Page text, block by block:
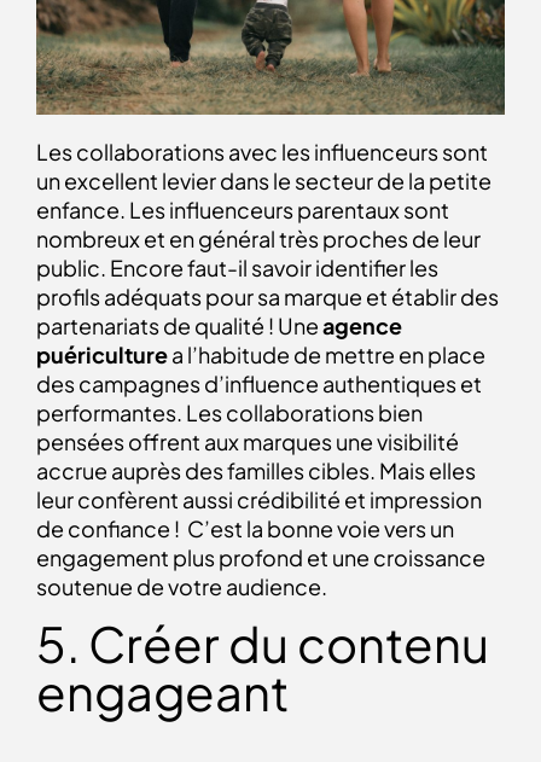
Les collaborations avec les influenceurs sont
un excellent levier dans le secteur de la petite
enfance. Les influenceurs parentaux sont
nombreux et en général très proches de leur
public. Encore faut-il savoir identifier les
profils adéquats pour sa marque et établir des
partenariats de qualité ! Uneagence
puériculturea l’habitude de mettre en place
des campagnes d’influence authentiques et
performantes. Les collaborations bien
pensées offrent aux marques une visibilité
accrue auprès des familles cibles. Mais elles
leur confèrent aussi crédibilité et impression
de confiance ! C’est la bonne voie vers un
engagement plus profond et une croissance
soutenue de votre audience.
5. Créer du contenu
engageant